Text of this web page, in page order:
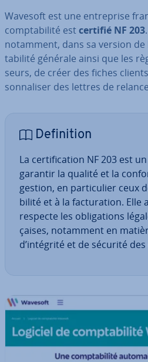
Wavesoft est une en­tre­prise
comp­ta­bi­lité estcertifié NF 203
notamment, dans sa version
ta­bi­lité générale ainsi que les
seurs, de créer des fiches
son­na­li­ser des lettres de
De­fi­ni­tion
La cer­ti­fi­ca­tion NF 203 est
garantir la qualité et la
gestion, en par­ti­cu­lier ceux
bi­lité et à la fac­tu­ra­tion. Elle
respecte les obli­ga­tions
çaises, notamment en
d’intégrité et de sécurité